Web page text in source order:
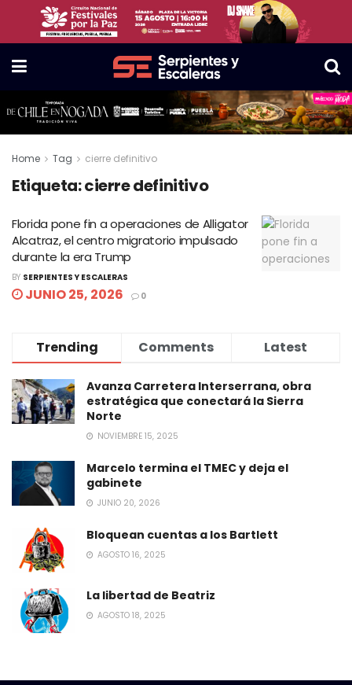
Home Tag cierre definitivo
Etiqueta:cierre definitivo
Florida pone fin a operaciones de Alligator
Alcatraz, el centro migratorio impulsado
durante la era Trump
BY SERPIENTES Y ESCALERAS
JUNIO 25, 2026 0
Trending Comments Latest
Avanza Carretera Interserrana, obra
estratégica que conectará la Sierra
Norte
NOVIEMBRE 15, 2025
Marcelo termina el TMEC y deja el
gabinete
JUNIO 20, 2026
Bloquean cuentas a los Bartlett
AGOSTO 16, 2025
La libertad de Beatriz
AGOSTO 18, 2025